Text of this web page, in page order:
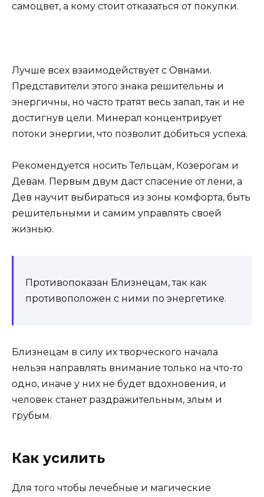
самоцвет, а кому стоит отказаться от покупки.
Лучше всех взаимодействует с Овнами.
Представители этого знака решительны и
энергичны, но часто тратят весь запал, так и не
достигнув цели. Минерал концентрирует
потоки энергии, что позволит добиться успеха.
Рекомендуется носить Тельцам, Козерогам и
Девам. Первым двум даст спасение от лени, а
Дев научит выбираться из зоны комфорта, быть
решительными и самим управлять своей
жизнью.
Противопоказан Близнецам, так как
противоположен с ними по энергетике.
Близнецам в силу их творческого начала
нельзя направлять внимание только на что-то
одно, иначе у них не будет вдохновения, и
человек станет раздражительным, злым и
грубым.
Как усилить
Для того чтобы лечебные и магические